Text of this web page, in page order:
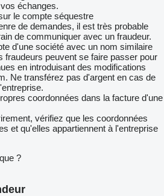
échanges.
le compte séquestre
de demandes, il est très probable
de communiquer avec un fraudeur.
d'une société avec un nom similaire
fraudeurs peuvent se faire passer pour
en introduisant des modifications
Ne transférez pas d'argent en cas de
coordonnées dans la facture d'une
vérifiez que les coordonnées
et qu'elles appartiennent à l'entreprise
?